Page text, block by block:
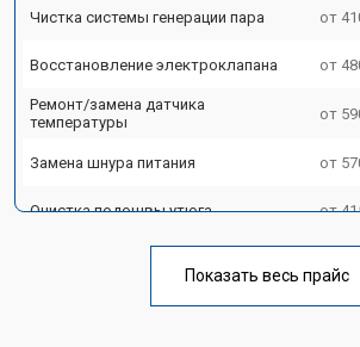
Чистка системы генерации пара от
Восстановление электроклапана от
Ремонт/замена датчика
температуры
от
Замена шнура питания от
Очистка подошвы утюга от
Корпусный ремонт (замена резинок,
Замена клапана давления от
Показать весь прайс